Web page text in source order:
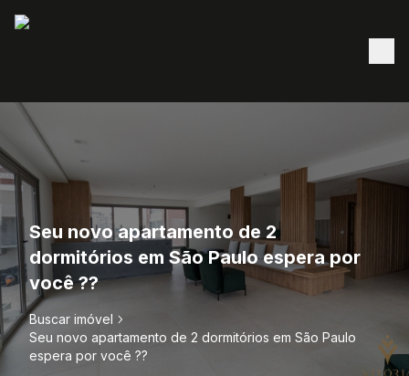
Seu novo apartamento de 2
dormitórios em São Paulo espera por
você ??
Buscar imóvel
Seu novo apartamento de 2 dormitórios em São Paulo
espera por você ??